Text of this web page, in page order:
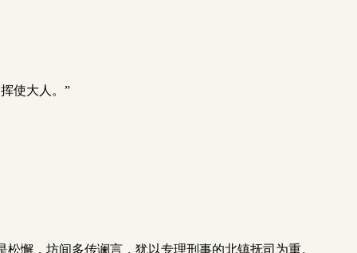
使大人。”
懈，坊间多传谰言，犹以专理刑事的北镇抚司为重。